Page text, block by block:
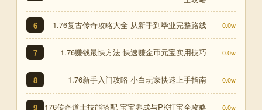
6 1.76复古传奇攻略大全 从新手到毕业完整路线 0.0w
7 1.76赚钱最快方法 快速赚金币元宝实用技巧 0.0w
8 1.76新手入门攻略 小白玩家快速上手指南 0.0w
9 176传奇道士技能搭配 宝宝养成与PK打宝全攻略 0.0w